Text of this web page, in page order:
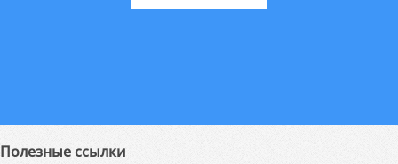
Полезные ссылки